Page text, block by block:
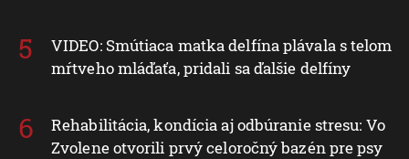
VIDEO: Smútiaca matka delfína plávala s telom
mŕtveho mláďaťa, pridali sa ďalšie delfíny
Rehabilitácia, kondícia aj odbúranie stresu: Vo
Zvolene otvorili prvý celoročný bazén pre psy